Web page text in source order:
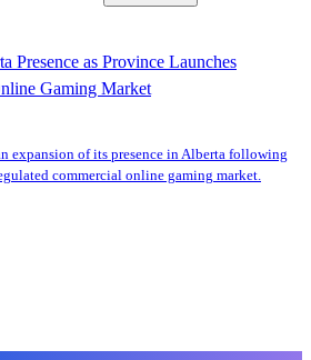
Presence as Province Launches
Gaming Market
expansion of its presence in Alberta following
commercial online gaming market.